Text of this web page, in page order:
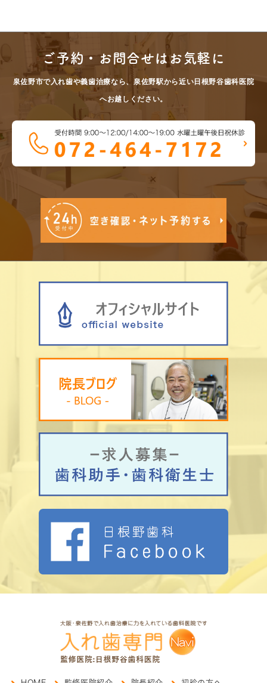
ご予約・お問合せはお気軽に
泉佐野市で入れ歯や義歯治療なら、泉佐野駅から近い日根野谷歯科医院
へお越しください。